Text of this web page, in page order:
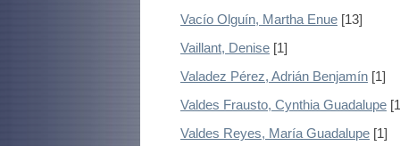
Vacío Olguín, Martha Enue [13]
Vaillant, Denise [1]
Valadez Pérez, Adrián Benjamín [1]
Valdes Frausto, Cynthia Guadalupe
Valdes Reyes, María Guadalupe [1]